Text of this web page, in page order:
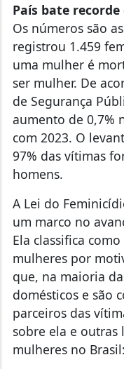
País bate
Os números são
registrou 1.459
uma mulher é
ser mulher. De
de Segurança
aumento de 0,7%
com 2023. O
97% das vítimas
homens.
A Lei do
um marco no
Ela classifica
mulheres por
que, na maioria
domésticos e são
parceiros das
sobre ela e outras
mulheres no Brasil: